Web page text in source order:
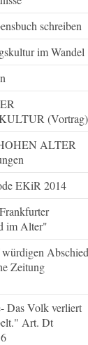
schreiben
im Wandel
(Vortrag)
ALTER
EKiR 2014
im Alter"
Zeitung
Das Volk verliert
Art. Dt